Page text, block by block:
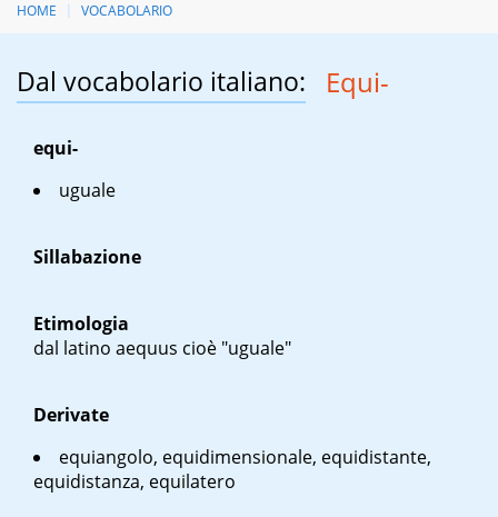
HOME VOCABOLARIO
Dal vocabolario italiano: Equi-
equi-
uguale
Sillabazione
Etimologia
dal latino aequus cioè "uguale"
Derivate
equiangolo, equidimensionale, equidistante,
equidistanza, equilatero